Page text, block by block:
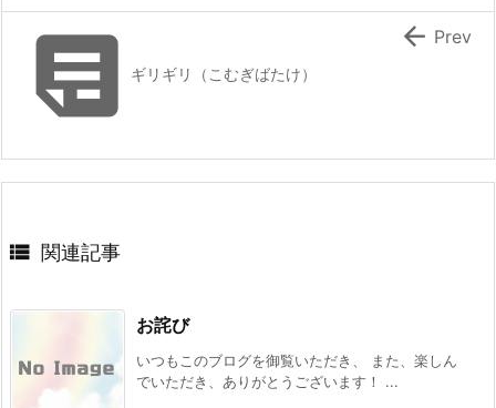
ギリギリ（こむぎばたけ）
 Prev
 関連記事
お詫び
いつもこのブログを御覧いただき、 また、楽しん
でいただき、ありがとうございます！ ...